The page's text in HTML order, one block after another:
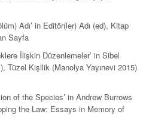
Adı’ in Editör(ler) Adı (ed), Kitap
Sayfa
İlişkin Düzenlemeler’ in Sibel
Tüzel Kişilik (Manolya Yayınevi 2015)
of the Species’ in Andrew Burrows
the Law: Essays in Memory of